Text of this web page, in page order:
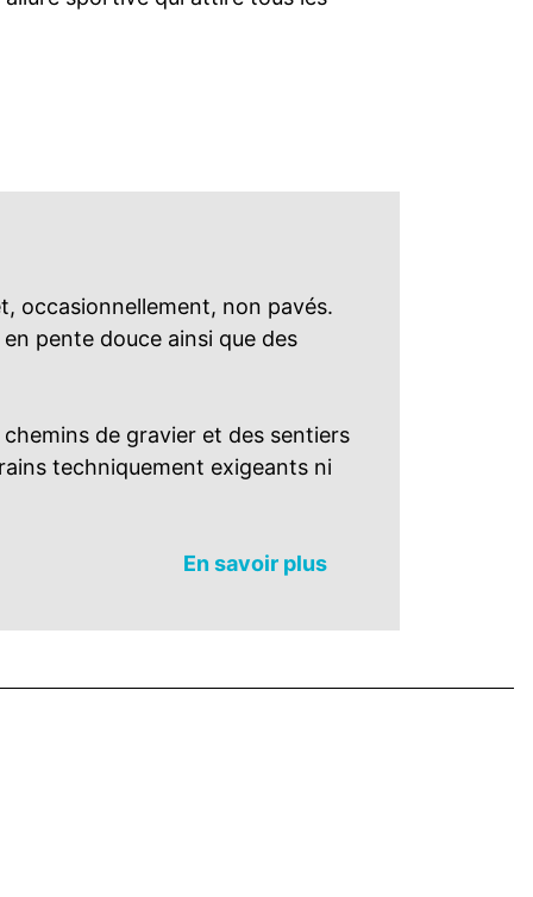
occasionnellement, non pavés.
pente douce ainsi que des
de gravier et des sentiers
techniquement exigeants ni
En savoir plus